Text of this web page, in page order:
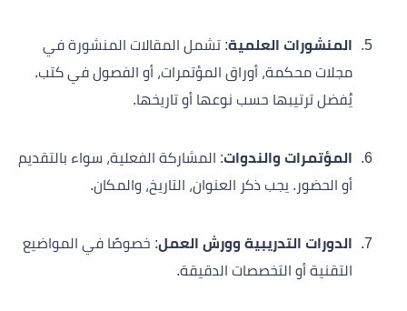
المنشورات العلمية: تشمل المقالات المنشورة في
مجلات محكمة، أوراق المؤتمرات، أو الفصول في كتب.
يُفضل ترتيبها حسب نوعها أو تاريخها.
المؤتمرات والندوات: المشاركة الفعلية، سواء بالتقديم
أو الحضور. يجب ذكر العنوان، التاريخ، والمكان.
الدورات التدريبية وورش العمل: خصوصًا في المواضيع
التقنية أو التخصصات الدقيقة.